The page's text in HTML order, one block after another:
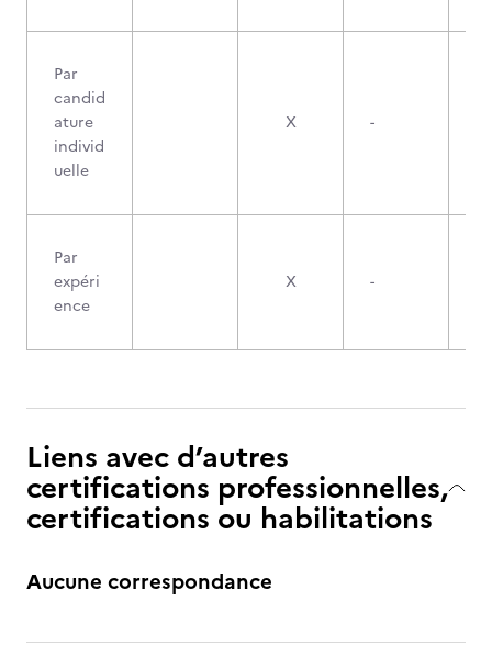
Par
candid
ature
individ
uelle
X -
Par
expéri
ence
X -
Liens avec d’autres
certifications professionnelles,
certifications ou habilitations
Aucune correspondance